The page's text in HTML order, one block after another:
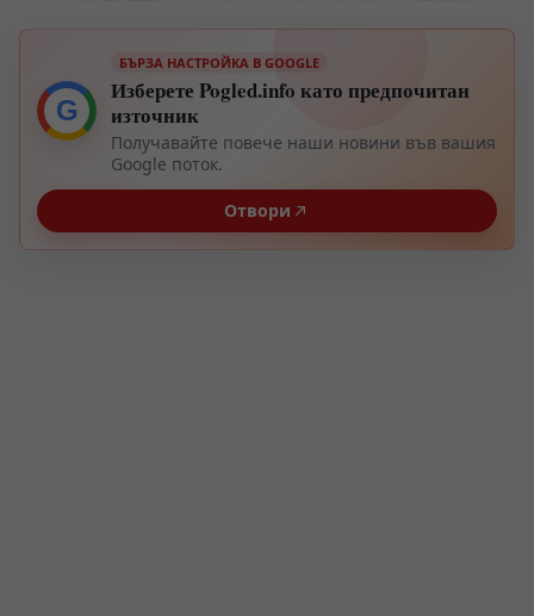
G
БЪРЗА НАСТРОЙКА В GOOGLE
Изберете Pogled.info като предпочитан
източник
Получавайте повече наши новини във вашия
Google поток.
Отвори